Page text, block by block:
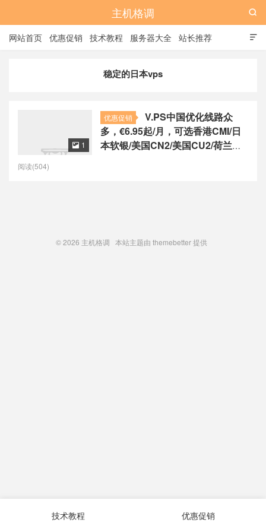
主机格调

网站首页 优惠促销 技术教程 服务器大全 站长推荐

稳定的日本vps
优惠促销
V.PS中国优化线路众
多，€6.95起/月，可选香港CMI/日
本软银/美国CN2/美国CU2/荷兰
 1
阅读(504)
© 2026 主机格调 本站主题由 themebetter提供
技术教程 优惠促销